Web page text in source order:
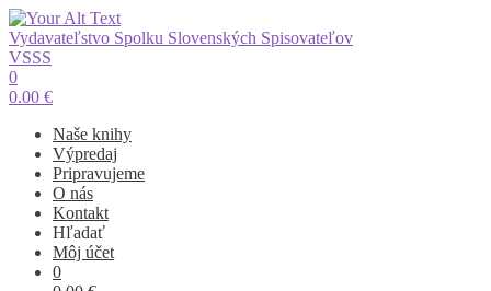
Vydavateľstvo Spolku Slovenských Spisovateľov
VSSS
0
0.00 €
Naše knihy
Výpredaj
Pripravujeme
O nás
Kontakt
Hľadať
Môj účet
0